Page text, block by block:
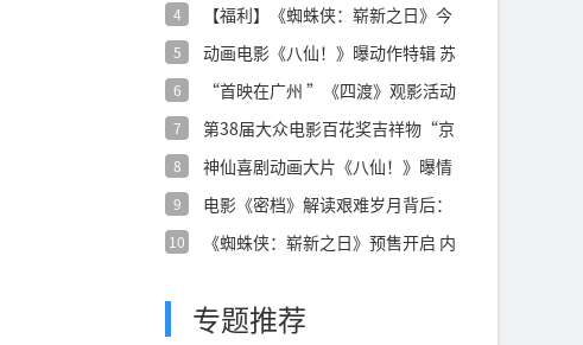
4
【福利】《蜘蛛侠：崭新之日》今
5
动画电影《八仙！》曝动作特辑 苏
6
“首映在广州 ”《四渡》观影活动
7
第38届大众电影百花奖吉祥物“京
8
神仙喜剧动画大片《八仙！》曝情
9
电影《密档》解读艰难岁月背后：
10
《蜘蛛侠：崭新之日》预售开启 内
专题推荐